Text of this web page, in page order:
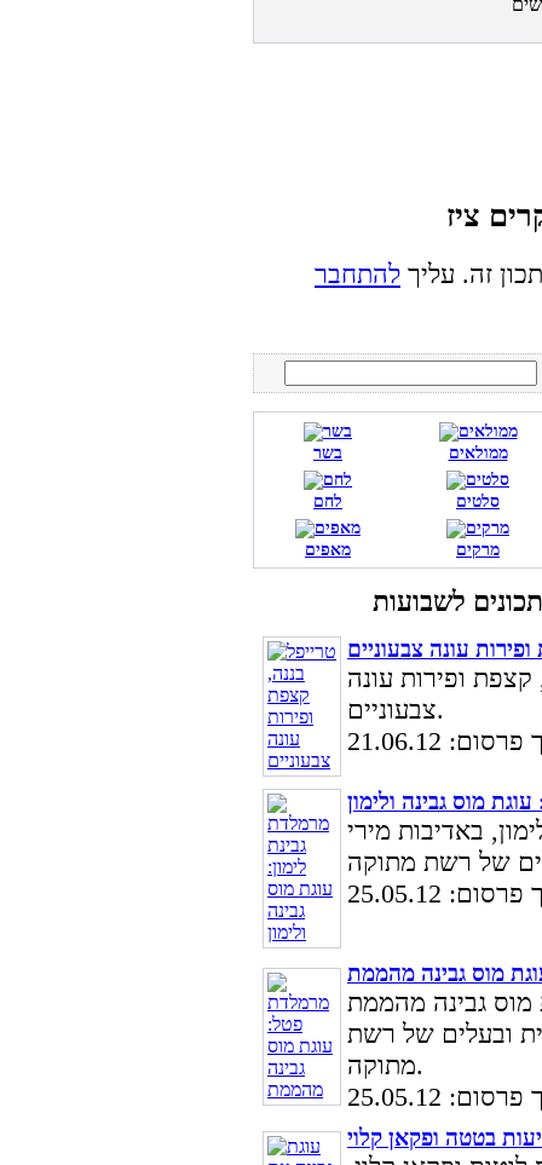
זה. עליך להתחבר
בשר ממולאים
לחם סלטים
מאפים מרקים
עונה צבעוניים
ופירות עונה
צבעוניים.
21.06.12
מוס גבינה ולימון
באדיבות מירי
25.05.12
מוס גבינה מהממת
מוס גבינה מהממת
ובעלים של רשת
מתוקה.
25.05.12
בטטה ופקאן קלוי